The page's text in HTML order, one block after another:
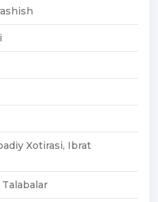
Xotirasi, Ibrat